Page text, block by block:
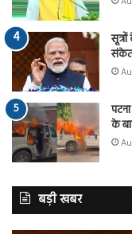
संकेत
के
बड़ी खबर